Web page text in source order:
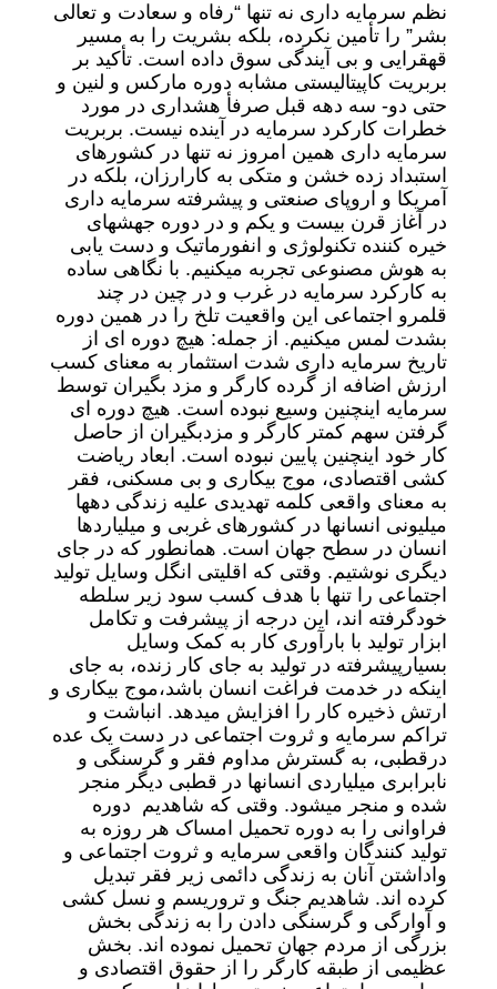
نظم سرمایه داری نه تنها “رفاه و سعادت و تعالی
بشر” را تأمین نکرده، بلکه بشریت را به مسیر
قهقرایی و بی آیندگی سوق داده است. تأکید بر
بربریت کاپیتالیستی مشابه دوره مارکس و لنین و
حتی دو- سه دهه قبل صرفأ هشداری در مورد
خطرات کارکرد سرمایه در آینده نیست. بربریت
سرمایه داری همین امروز نه تنها در کشورهای
استبداد زده خشن و متکی به کارارزان، بلکه در
آمریکا و اروپای صنعتی و پیشرفته سرمایه داری
در آغاز قرن بیست و یکم و در دوره جهشهای
خیره کننده تکنولوژی و انفورماتیک و دست یابی
به هوش مصنوعی تجربه میکنیم. با نگاهی ساده
به کارکرد سرمایه در غرب و در چین در چند
قلمرو اجتماعی این واقعیت تلخ را در همین دوره
بشدت لمس میکنیم. از جمله: هیچ دوره ای از
تاریخ سرمایه داری شدت استثمار به معنای کسب
ارزش اضافه از گرده کارگر و مزد بگیران توسط
سرمایه اینچنین وسیع نبوده است. هیچ دوره ای
گرفتن سهم کمتر کارگر و مزدبگیران از حاصل
کار خود اینچنین پایین نبوده است. ابعاد ریاضت
کشی اقتصادی، موج بیکاری و بی مسکنی، فقر
به معنای واقعی کلمه تهدیدی علیه زندگی دهها
میلیونی انسانها در کشورهای غربی و میلیاردها
انسان در سطح جهان است. همانطور که در جای
دیگری نوشتیم. وقتی که اقلیتی انگل وسایل تولید
اجتماعی را تنها با هدف کسب سود زیر سلطه
خودگرفته اند، این درجه از پیشرفت و تکامل
ابزار تولید با بارآوری کار به کمک وسایل
بسیارپیشرفته در تولید به جای کار زنده، به جای
اینکه در خدمت فراغت انسان باشد،موج بیکاری و
ارتش ذخیره کار را افزایش میدهد. انباشت و
تراکم سرمایه و ثروت اجتماعی در دست یک عده
درقطبی، به گسترش مداوم فقر و گرسنگی و
نابرابری میلیاردی انسانها در قطبی دیگر منجر
شده و منجر میشود. وقتی که شاهدیم دوره
فراوانی را به دوره تحمیل امساک هر روزه به
تولید کنندگان واقعی سرمایه و ثروت اجتماعی و
واداشتن آنان به زندگی دائمی زیر فقر تبدیل
کرده اند. شاهدیم جنگ و تروریسم و نسل کشی
و آوارگی و گرسنگی دادن را به زندگی بخش
بزرگی از مردم جهان تحمیل نموده اند. بخش
عظیمی از طبقه کارگر را از حقوق اقتصادی و